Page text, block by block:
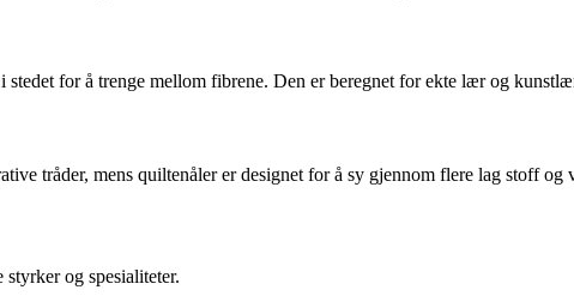
for å trenge mellom fibrene. Den er beregnet for ekte lær og
tråder, mens quiltenåler er designet for å sy gjennom flere lag stoff og
og spesialiteter.